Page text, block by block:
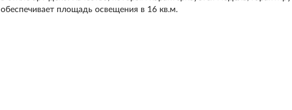
обеспечивает площадь освещения в 16 кв.м.